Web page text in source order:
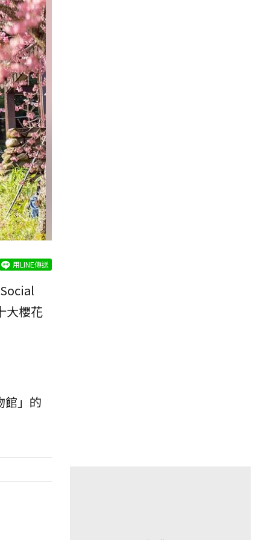
用LINE傳送
大櫻花
館」的